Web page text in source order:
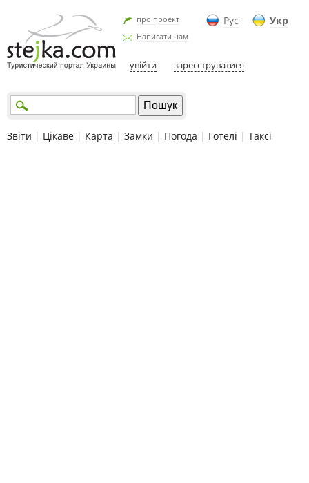
Рус Укр
про проект
Написати нам
увійти зареєструватися
Звіти | Цікаве | Карта | Замки | Погода | Готелі | Таксі